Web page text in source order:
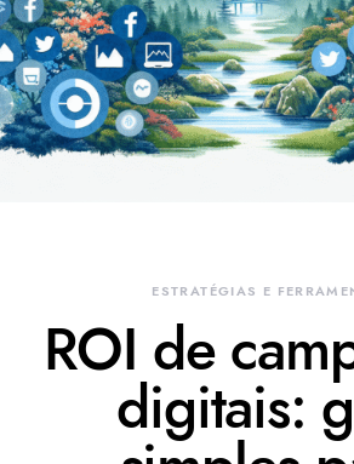
ESTRATÉGIAS E
ROI de
digitais: